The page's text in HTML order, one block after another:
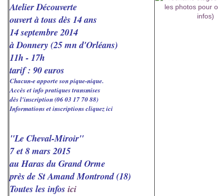
Atelier Découverte
ouvert à tous dès 14 ans
14 septembre 2014
à Donnery (25 mn d'Orléans)
11h - 17h
tarif : 90 euros
Chacun-e apporte son pique-nique.
Accès et info pratiques transmises
dès l'inscription (06 03 17 70 88)
Informations et inscriptions cliquez ici
"Le Cheval-Miroir"
7 et 8 mars 2015
au Haras du Grand Orme
près de St Amand Montrond (18)
Toutes les infosici